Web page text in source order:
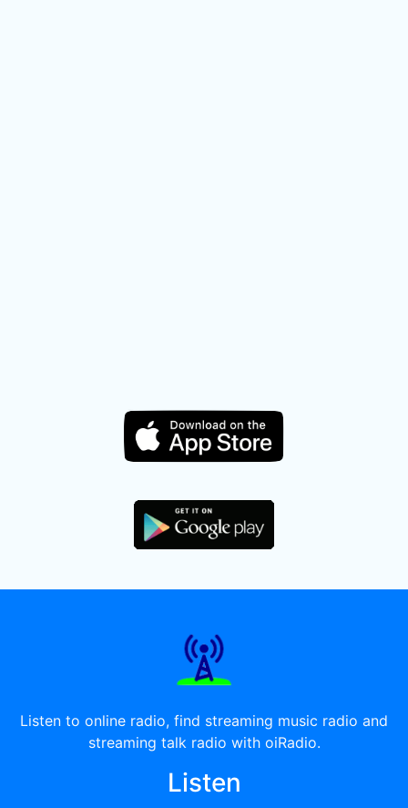
Listen to online radio, find streaming music radio and
streaming talk radio with oiRadio.
Listen